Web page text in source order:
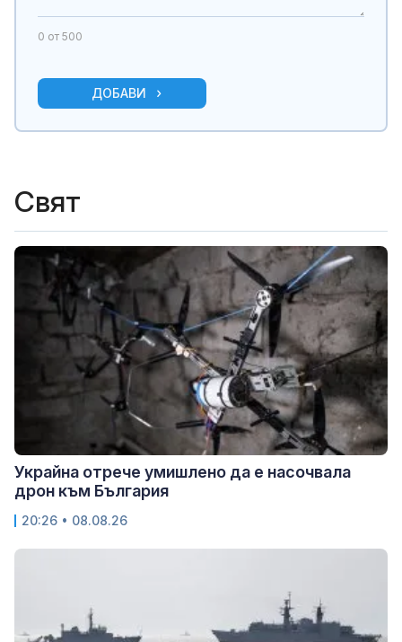
0 от 500
ДОБАВИ
Свят
Украйна отрече умишлено да е насочвала
дрон към България
20:26 • 08.08.26